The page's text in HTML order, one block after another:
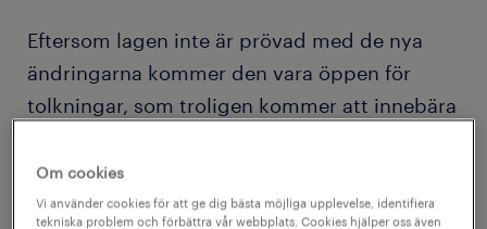
Eftersom lagen inte är prövad med de nya
ändringarna kommer den vara öppen för
tolkningar, som troligen kommer att innebära
frågor som i nuläget inte går att besvara.
Om cookies
Vi använder cookies för att ge dig bästa möjliga upplevelse, identifiera
tekniska problem och förbättra vår webbplats. Cookies hjälper oss även